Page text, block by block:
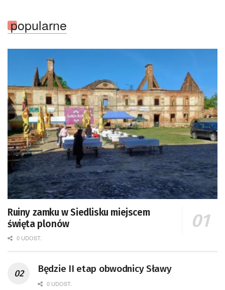
popularne
Ruiny zamku w Siedlisku miejscem
święta plonów
0 UDOST.
Będzie II etap obwodnicy Sławy
0 UDOST.